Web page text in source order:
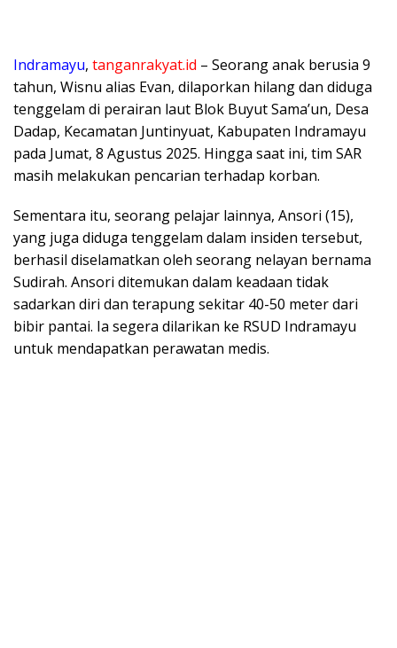
Indramayu, tanganrakyat.id – Seorang anak berusia 9
tahun, Wisnu alias Evan, dilaporkan hilang dan diduga
tenggelam di perairan laut Blok Buyut Sama’un, Desa
Dadap, Kecamatan Juntinyuat, Kabupaten Indramayu
pada Jumat, 8 Agustus 2025. Hingga saat ini, tim SAR
masih melakukan pencarian terhadap korban.
Sementara itu, seorang pelajar lainnya, Ansori (15),
yang juga diduga tenggelam dalam insiden tersebut,
berhasil diselamatkan oleh seorang nelayan bernama
Sudirah. Ansori ditemukan dalam keadaan tidak
sadarkan diri dan terapung sekitar 40-50 meter dari
bibir pantai. Ia segera dilarikan ke RSUD Indramayu
untuk mendapatkan perawatan medis.